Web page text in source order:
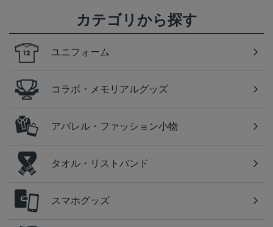
カテゴリから探す
ユニフォーム
コラボ・メモリアルグッズ
アパレル・ファッション小物
タオル・リストバンド
スマホグッズ